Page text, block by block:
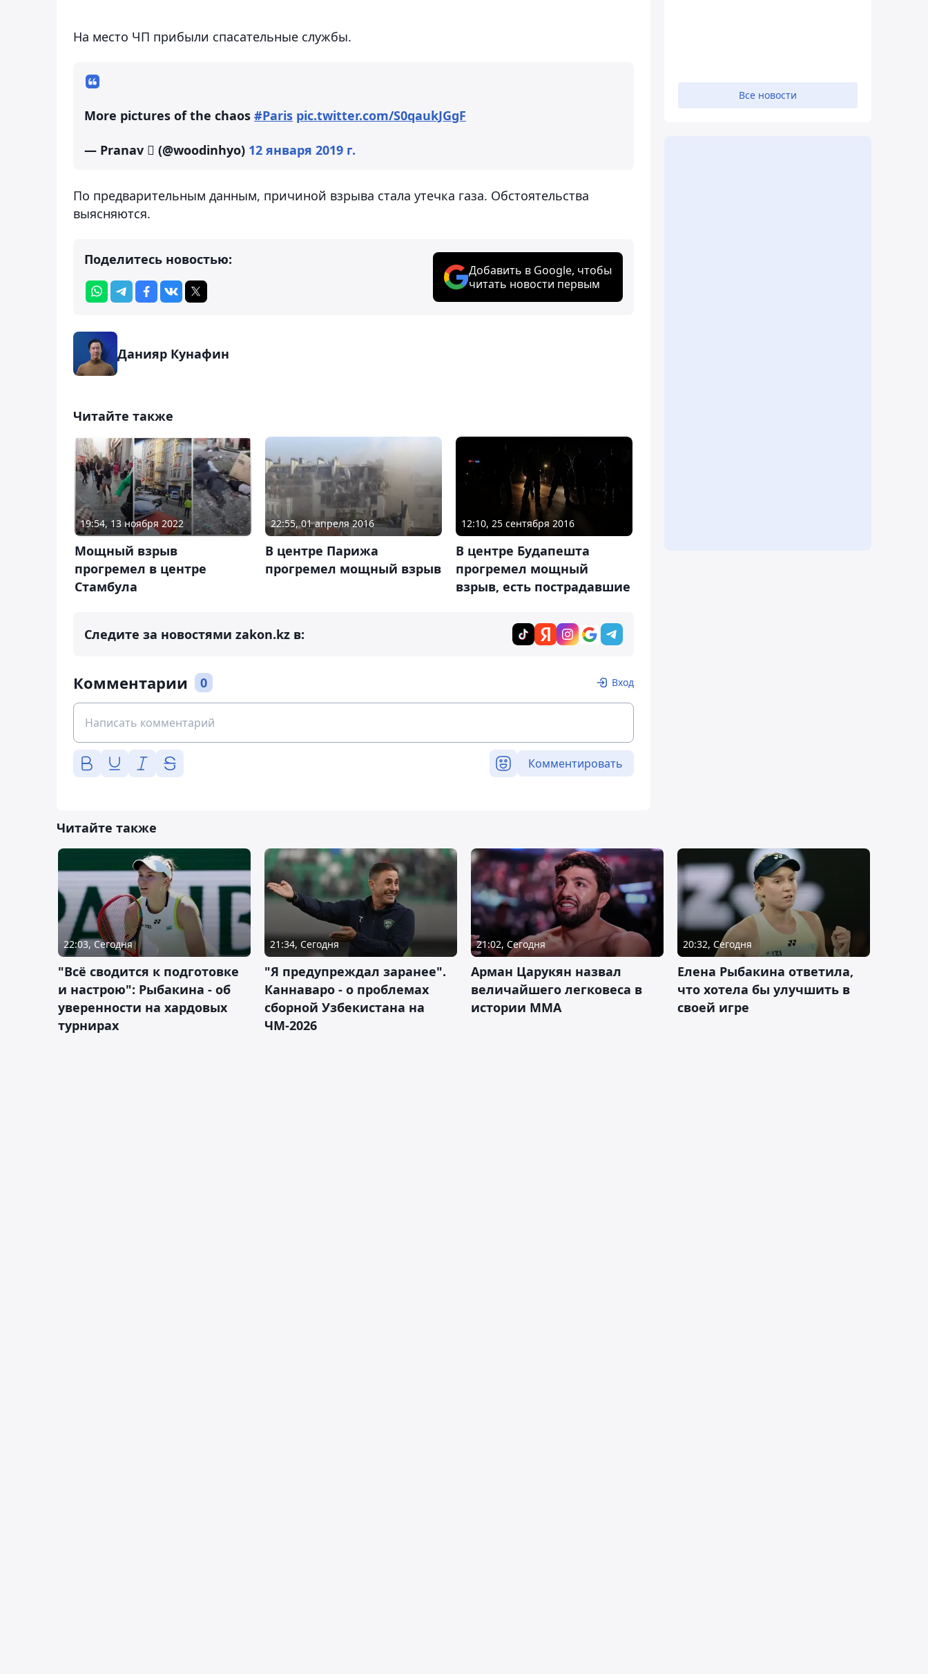
На место ЧП прибыли спасательные службы.
More pictures of the chaos #Paris pic.twitter.com/S0qaukJGgF
— Pranav  (@woodinhyo) 12 января 2019 г.
По предварительным данным, причиной взрыва стала утечка газа. Обстоятельства
выясняются.
Поделитесь новостью:
Добавить в Google, чтобы
читать новости первым
Данияр Кунафин
Читайте также
19:54, 13 ноября 2022
Мощный взрыв
прогремел в центре
Стамбула
22:55, 01 апреля 2016
В центре Парижа
прогремел мощный взрыв
12:10, 25 сентября 2016
В центре Будапешта
прогремел мощный
взрыв, есть пострадавшие
Следите за новостями zakon.kz в:
Комментарии 0 Вход
Комментировать
Все новости
Читайте также
22:03, Сегодня
"Всё сводится к подготовке
и настрою": Рыбакина - об
уверенности на хардовых
турнирах
21:34, Сегодня
"Я предупреждал заранее".
Каннаваро - о проблемах
сборной Узбекистана на
ЧМ-2026
21:02, Сегодня
Арман Царукян назвал
величайшего легковеса в
истории ММА
20:32, Сегодня
Елена Рыбакина ответила,
что хотела бы улучшить в
своей игре